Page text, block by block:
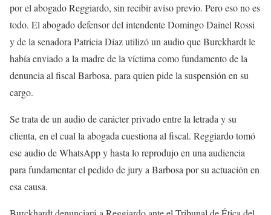
por el abogado Reggiardo, sin recibir aviso previo. Pero eso no es
todo. El abogado defensor del intendente Domingo Dainel Rossi
y de la senadora Patricia Díaz utilizó un audio que Burckhardt le
había enviado a la madre de la víctima como fundamento de la
denuncia al fiscal Barbosa, para quien pide la suspensión en su
cargo.
Se trata de un audio de carácter privado entre la letrada y su
clienta, en el cual la abogada cuestiona al fiscal. Reggiardo tomó
ese audio de WhatsApp y hasta lo reprodujo en una audiencia
para fundamentar el pedido de jury a Barbosa por su actuación en
esa causa.